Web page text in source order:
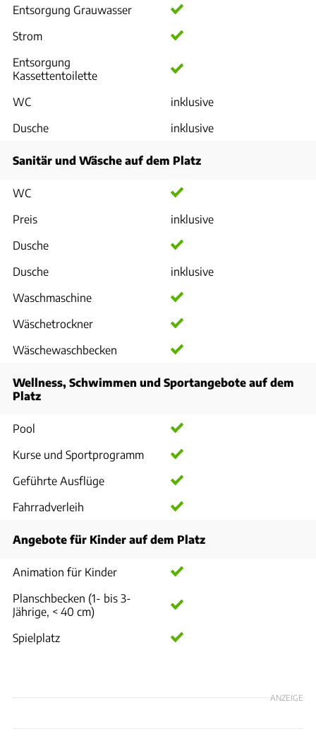
Entsorgung Grauwasser
Strom
Entsorgung
Kassettentoilette
WC
inklusive
Dusche
inklusive
Sanitär und Wäsche auf dem Platz
WC
Preis
inklusive
Dusche
Dusche
inklusive
Waschmaschine
Wäschetrockner
Wäschewaschbecken
Wellness, Schwimmen und Sportangebote auf dem
Platz
Pool
Kurse und Sportprogramm
Geführte Ausflüge
Fahrradverleih
Angebote für Kinder auf dem Platz
Animation für Kinder
Planschbecken (1- bis 3-
Jährige, < 40 cm)
Spielplatz
ANZEIGE